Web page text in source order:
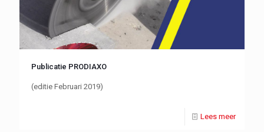
Publicatie PRODIAXO
(editie Februari 2019)
Lees meer